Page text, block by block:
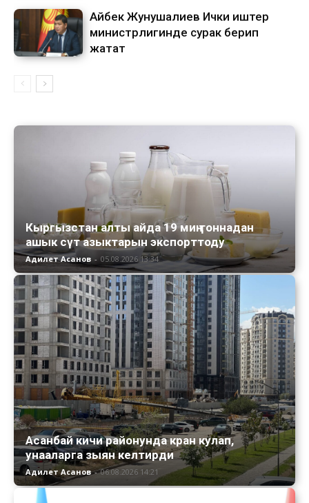
Айбек Жунушалиев Ички иштер
министрлигинде сурак берип
жатат
Кыргызстан алты айда 19 миң тоннадан
ашык сүт азыктарын экспорттоду
Адилет Асанов - 05.08.2026 13:34
Асанбай кичи районунда кран кулап,
унааларга зыян келтирди
Адилет Асанов - 06.08.2026 14:21